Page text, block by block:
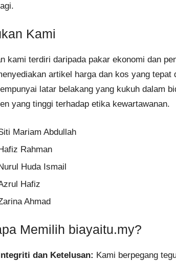
Kami
kami terdiri daripada pakar ekonomi dan
artikel harga dan kos yang tepat
latar belakang yang kukuh dalam
yang tinggi terhadap etika kewartawanan.
Mariam Abdullah
Rahman
Huda Ismail
Hafiz
Ahmad
Memilih biayaitu.my?
dan Ketelusan: Kami berpegang